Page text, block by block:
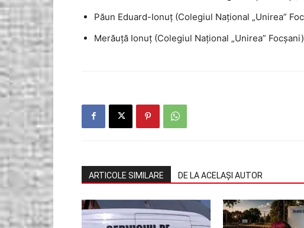
Păun Eduard-Ionuț (Colegiul Național „Unirea”
Merăuță Ionuț (Colegiul Național „Unirea”
ARTICOLE SIMILARE DE LA ACELAȘI AUTOR